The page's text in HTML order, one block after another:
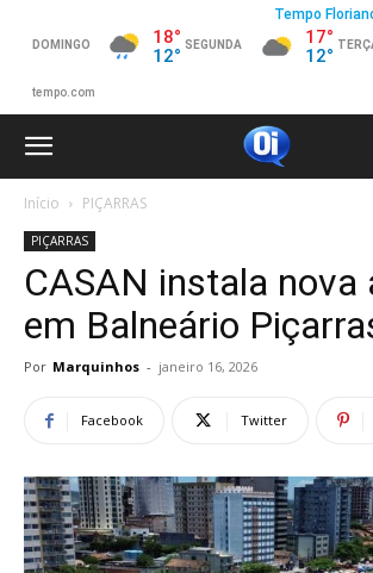
Início PIÇARRAS
PIÇARRAS
CASAN instala nova
em Balneário
Por Marquinhos - janeiro 16, 2026
Facebook Twitter